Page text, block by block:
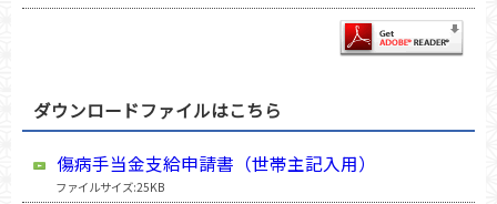
ダウンロードファイルはこちら
傷病手当金支給申請書（世帯主記入用）
ファイルサイズ:25KB